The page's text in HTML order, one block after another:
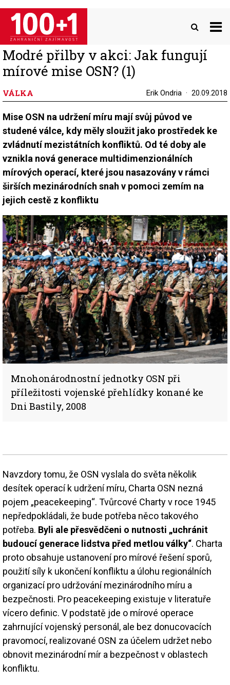
Přejít
hlavnímu
obsahu
Modré přilby v akci: Jak fungují
mírové mise OSN? (1)
VÁLKA Erik Ondria 20.09.2018
Mise OSN na udržení míru mají svůj původ ve
studené válce, kdy měly sloužit jako prostředek ke
zvládnutí mezistátních konfliktů. Od té doby ale
vznikla nová generace multidimenzionálních
mírových operací, které jsou nasazovány v rámci
širších mezinárodních snah v pomoci zemím na
jejich cestě z konfliktu
Mnohonárodnostní jednotky OSN při
příležitosti vojenské přehlídky konané ke
Dni Bastily, 2008
Navzdory tomu, že OSN vyslala do světa několik
desítek operací k udržení míru, Charta OSN nezná
pojem „peacekeeping“. Tvůrcové Charty v roce 1945
nepředpokládali, že bude potřeba něco takového
potřeba. Byli ale přesvědčeni o nutnosti „uchránit
budoucí generace lidstva před metlou války“. Charta
proto obsahuje ustanovení pro mírové řešení sporů,
použití síly k ukončení konfliktu a úlohu regionálních
organizací pro udržování mezinárodního míru a
bezpečnosti. Pro peacekeeping existuje v literatuře
vícero definic. V podstatě jde o mírové operace
zahrnující vojenský personál, ale bez donucovacích
pravomocí, realizované OSN za účelem udržet nebo
obnovit mezinárodní mír a bezpečnost v oblastech
konfliktu.